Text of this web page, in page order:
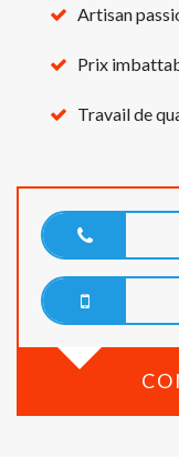
Artisan
Prix
Travail de